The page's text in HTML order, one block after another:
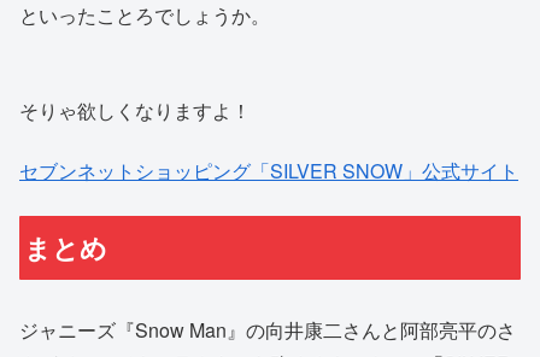
といったことろでしょうか。
そりゃ欲しくなりますよ！
セブンネットショッピング「SILVER SNOW」公式サイト
まとめ
ジャニーズ『Snow Man』の向井康二さんと阿部亮平のさ